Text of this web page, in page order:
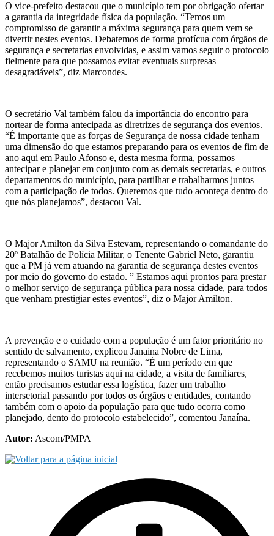
O vice-prefeito destacou que o município tem por obrigação ofertar
a garantia da integridade física da população. “Temos um
compromisso de garantir a máxima segurança para quem vem se
divertir nestes eventos. Debatemos de forma profícua com órgãos de
segurança e secretarias envolvidas, e assim vamos seguir o protocolo
fielmente para que possamos evitar eventuais surpresas
desagradáveis”, diz Marcondes.
O secretário Val também falou da importância do encontro para
nortear de forma antecipada as diretrizes de segurança dos eventos.
“É importante que as forças de Segurança de nossa cidade tenham
uma dimensão do que estamos preparando para os eventos de fim de
ano aqui em Paulo Afonso e, desta mesma forma, possamos
antecipar e planejar em conjunto com as demais secretarias, e outros
departamentos do município, para partilhar e trabalharmos juntos
com a participação de todos. Queremos que tudo aconteça dentro do
que nós planejamos”, destacou Val.
O Major Amilton da Silva Estevam, representando o comandante do
20º Batalhão de Polícia Militar, o Tenente Gabriel Neto, garantiu
que a PM já vem atuando na garantia de segurança destes eventos
por meio do governo do estado. ” Estamos aqui prontos para prestar
o melhor serviço de segurança pública para nossa cidade, para todos
que venham prestigiar estes eventos”, diz o Major Amilton.
A prevenção e o cuidado com a população é um fator prioritário no
sentido de salvamento, explicou Janaina Nobre de Lima,
representando o SAMU na reunião. “É um período em que
recebemos muitos turistas aqui na cidade, a visita de familiares,
então precisamos estudar essa logística, fazer um trabalho
intersetorial passando por todos os órgãos e entidades, contando
também com o apoio da população para que tudo ocorra como
planejado, dento do protocolo estabelecido”, comentou Janaína.
Autor: Ascom/PMPA